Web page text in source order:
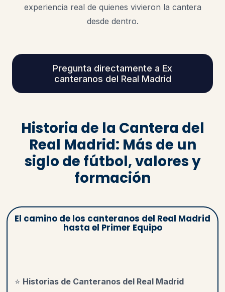
experiencia real de quienes vivieron la cantera
desde dentro.
Pregunta directamente a Ex
canteranos del Real Madrid
Historia de la Cantera del
Real Madrid: Más de un
siglo de fútbol, valores y
formación
El camino de los canteranos del Real Madrid
hasta el Primer Equipo
⭐ Historias de Canteranos del Real Madrid